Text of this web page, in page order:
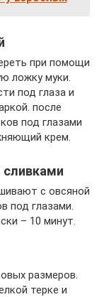
при помощи
ложку муки.
под глаза и
после
под глазами
крем.
с овсяной
под глазами.
– 10 минут.
размеров.
терке и